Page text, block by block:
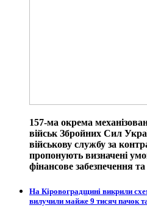
157-ма окрема
військ Збройних Сил
військову службу за
пропонують визначені
фінансове забезпечення та
На Кіровоградщині викрили
вилучили майже 9 тисяч пачок